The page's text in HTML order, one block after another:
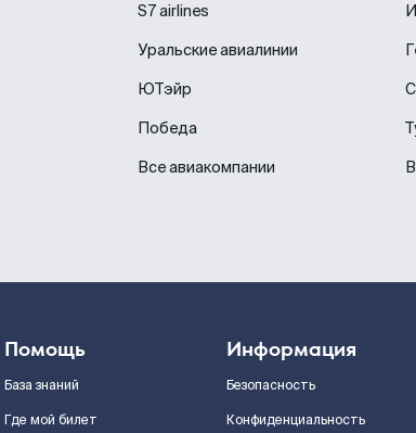
S7 airlines
Уральские авиалинии
ЮТэйр
Победа
Все авиакомпании
Помощь
База знаний
Где мой билет
Информация
Безопасность
Конфиденциальность